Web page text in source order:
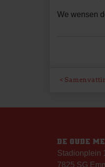
We wensen
DE OUDE
Stadionplein 1
7825 SG